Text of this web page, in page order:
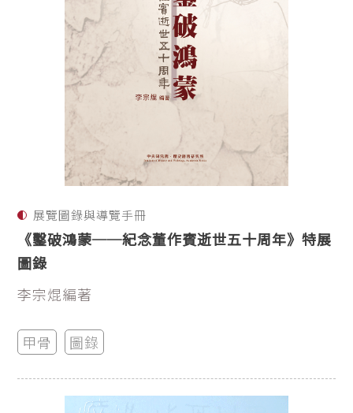
展覽圖錄與導覽手冊
《鑿破鴻蒙──紀念董作賓逝世五十周年》特展
圖錄
李宗焜編著
甲骨 圖錄